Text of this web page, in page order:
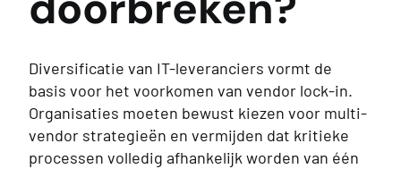
Diversificatie van IT-leveranciers vormt de
basis voor het voorkomen van vendor lock-in.
Organisaties moeten bewust kiezen voor multi-
vendor strategieën en vermijden dat kritieke
processen volledig afhankelijk worden van één